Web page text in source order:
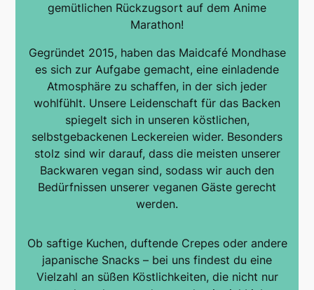
gemütlichen Rückzugsort auf dem Anime
Marathon!
Gegründet 2015, haben das Maidcafé Mondhase
es sich zur Aufgabe gemacht, eine einladende
Atmosphäre zu schaffen, in der sich jeder
wohlfühlt. Unsere Leidenschaft für das Backen
spiegelt sich in unseren köstlichen,
selbstgebackenen Leckereien wider. Besonders
stolz sind wir darauf, dass die meisten unserer
Backwaren vegan sind, sodass wir auch den
Bedürfnissen unserer veganen Gäste gerecht
werden.
Ob saftige Kuchen, duftende Crepes oder andere
japanische Snacks – bei uns findest du eine
Vielzahl an süßen Köstlichkeiten, die nicht nur